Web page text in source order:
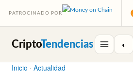
PATROCINADO POR
CriptoTendencias ◐
Inicio · Actualidad